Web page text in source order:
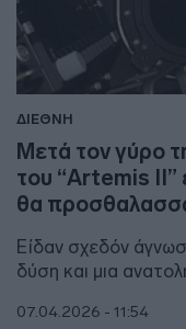
ΔΙΕΘΝΗ
Μετά τον γύρο
του “Artemis II”
θα
Είδαν σχεδόν
δύση και μια
07.04.2026 - 11:54